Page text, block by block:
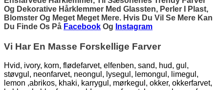
Og Dekorative Hårklemmer Med Glassten, Perler I Plast,
Blomster Og Meget Meget Mere. Hvis Du Vil Se Mere Kan
Du Finde Os På Facebook Og Instagram
Vi Har En Masse Forskellige Farver
Hvid, ivory, korn, flødefarvet, elfenben, sand, hud, gul,
støvgul, neonfarvet, neongul, lysegul, lemongul, limegul,
lemon ,abrikos, khaki, karrygul, mørkegul, okker, okkerfarvet,